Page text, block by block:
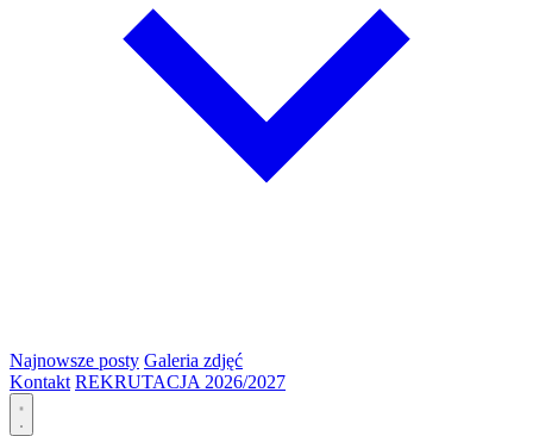
Najnowsze posty Galeria zdjęć
Kontakt REKRUTACJA 2026/2027